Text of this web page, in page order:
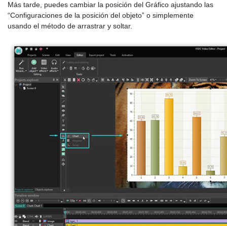
Más tarde, puedes cambiar la posición del Gráfico ajustando las
“Configuraciones de la posición del objeto” o simplemente
usando el método de arrastrar y soltar.